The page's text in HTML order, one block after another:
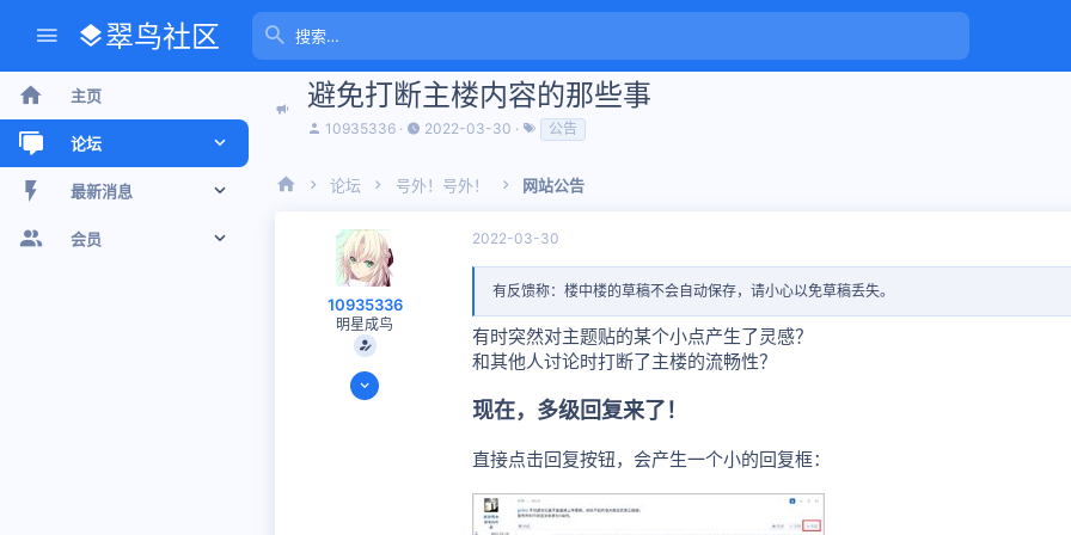
翠鸟社区
主页
论坛
新帖
最近话题
最新消息
新帖 会员
避免打断主楼内容的那些事
主
起
10935336
开
间
2022-03-30
标
签
公告
论坛 号外！号外！ 网站公告
10935336
明星成鸟
2020-08-07
2022-03-30
有反馈称：楼中楼的草稿不会自动保存，请小心以免草稿丢失。
有时突然对主题贴的某个小点产生了灵感？
和其他人讨论时打断了主楼的流畅性？
现在，多级回复来了！
直接点击回复按钮，会产生一个小的回复框：